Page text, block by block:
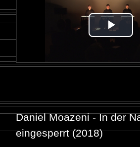
Daniel Moazeni - In der
eingesperrt (2018)